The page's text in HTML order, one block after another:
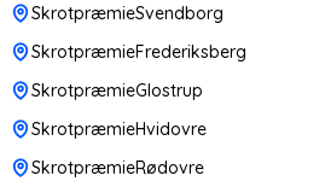
SkrotpræmieSvendborg
SkrotpræmieFrederiksberg
SkrotpræmieGlostrup
SkrotpræmieHvidovre
SkrotpræmieRødovre